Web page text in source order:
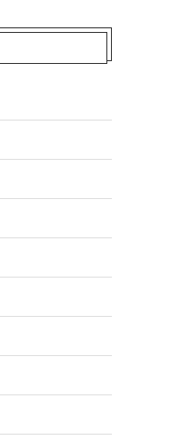
de la XXVII...